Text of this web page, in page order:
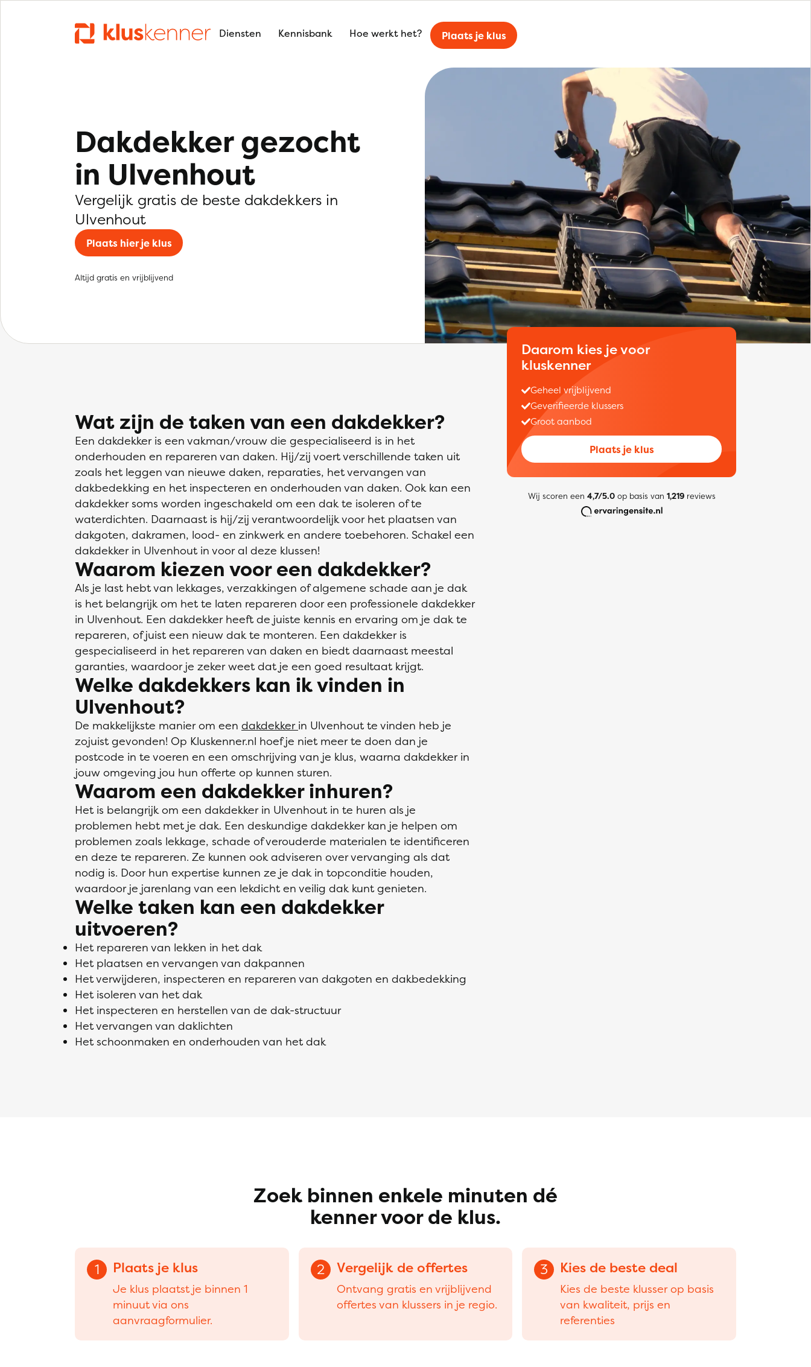
Diensten Kennisbank Hoe werkt het? Plaats je klus
Dakdekker gezocht
in Ulvenhout
Vergelijk gratis de beste dakdekkers in
Ulvenhout
Plaats hier je klus
Altijd gratis en vrijblijvend
Wat zijn de taken van een dakdekker?
Een dakdekker is een vakman/vrouw die gespecialiseerd is in het
onderhouden en repareren van daken. Hij/zij voert verschillende taken uit
zoals het leggen van nieuwe daken, reparaties, het vervangen van
dakbedekking en het inspecteren en onderhouden van daken. Ook kan een
dakdekker soms worden ingeschakeld om een dak te isoleren of te
waterdichten. Daarnaast is hij/zij verantwoordelijk voor het plaatsen van
dakgoten, dakramen, lood- en zinkwerk en andere toebehoren. Schakel een
dakdekker in Ulvenhout in voor al deze klussen!
Waarom kiezen voor een dakdekker?
Als je last hebt van lekkages, verzakkingen of algemene schade aan je dak
is het belangrijk om het te laten repareren door een professionele dakdekker
in Ulvenhout. Een dakdekker heeft de juiste kennis en ervaring om je dak te
repareren, of juist een nieuw dak te monteren. Een dakdekker is
gespecialiseerd in het repareren van daken en biedt daarnaast meestal
garanties, waardoor je zeker weet dat je een goed resultaat krijgt.
Welke dakdekkers kan ik vinden in
Ulvenhout?
De makkelijkste manier om een dakdekker in Ulvenhout te vinden heb je
zojuist gevonden! Op Kluskenner.nl hoef je niet meer te doen dan je
postcode in te voeren en een omschrijving van je klus, waarna dakdekker in
jouw omgeving jou hun offerte op kunnen sturen.
Waarom een dakdekker inhuren?
Het is belangrijk om een dakdekker in Ulvenhout in te huren als je
problemen hebt met je dak. Een deskundige dakdekker kan je helpen om
problemen zoals lekkage, schade of verouderde materialen te identificeren
en deze te repareren. Ze kunnen ook adviseren over vervanging als dat
nodig is. Door hun expertise kunnen ze je dak in topconditie houden,
waardoor je jarenlang van een lekdicht en veilig dak kunt genieten.
Welke taken kan een dakdekker
uitvoeren?
Het repareren van lekken in het dak
Het plaatsen en vervangen van dakpannen
Het verwijderen, inspecteren en repareren van dakgoten en dakbedekking
Het isoleren van het dak
Het inspecteren en herstellen van de dak-structuur
Het vervangen van daklichten
Het schoonmaken en onderhouden van het dak
Daarom kies je voor
kluskenner
Geheel vrijblijvend
Geverifieerde klussers
Groot aanbod
Plaats je klus
Wij scoren een 4,7/5.0op basis van 1,219reviews
Zoek binnen enkele minuten dé
kenner voor de klus.
1 Plaats je klus
Je klus plaatst je binnen 1
minuut via ons
aanvraagformulier.
2 Vergelijk de offertes
Ontvang gratis en vrijblijvend
offertes van klussers in je regio.
3 Kies de beste deal
Kies de beste klusser op basis
van kwaliteit, prijs en
referenties